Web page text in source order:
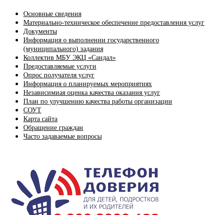
Основные сведения
Материально-техническое обеспечение предоставления услуг
Документы
Информация о выполнении государственного
(муниципального) задания
Коллектив МБУ ЭКЦ «Сандал»
Предоставляемые услуги
Опрос получателя услуг
Информация о планируемых мероприятиях
Независимиая оценка качества оказания услуг
План по улучшению качества работы организации
СОУТ
Карта сайта
Обращение граждан
Часто задаваемые вопросы